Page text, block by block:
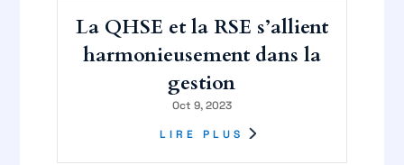
La QHSE et la RSE s’allient
harmonieusement dans la
gestion
Oct 9, 2023
LIRE PLUS